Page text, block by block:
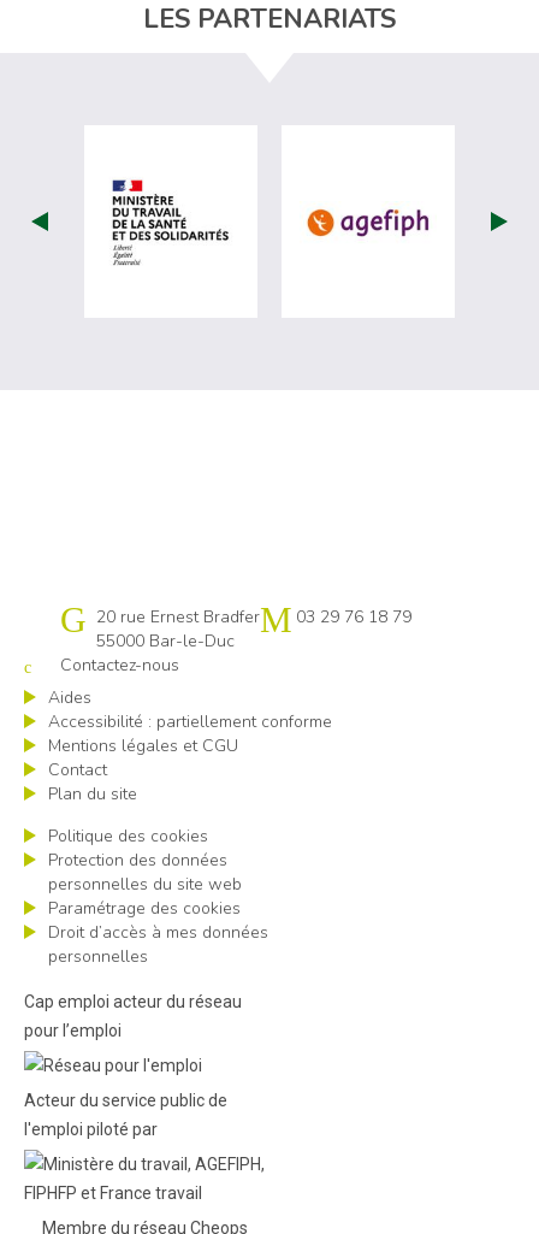
LES PARTENARIATS
visiter les site de Ministère du travail
visiter les
Cap emploi 55
20 rue Ernest Bradfer
55000 Bar-le-Duc
03 29 76 18 79
Contactez-nous
Aides
Accessibilité : partiellement conforme
Mentions légales et CGU
Contact
Plan du site
Politique des cookies
Protection des données
personnelles du site web
Paramétrage des cookies
Droit d’accès à mes données
personnelles
Cap emploi acteur du réseau
pour l’emploi
Acteur du service public de
l'emploi piloté par
Membre du réseau Cheops